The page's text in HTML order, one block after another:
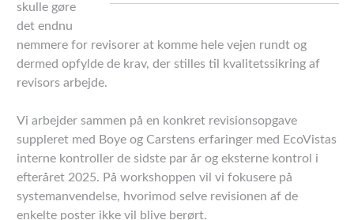
skulle gøre
det endnu
nemmere for revisorer at komme hele vejen rundt og
dermed opfylde de krav, der stilles til kvalitetssikring af
revisors arbejde.
Vi arbejder sammen på en konkret revisionsopgave
suppleret med Boye og Carstens erfaringer med EcoVistas
interne kontroller de sidste par år og eksterne kontrol i
efteråret 2025. På workshoppen vil vi fokusere på
systemanvendelse, hvorimod selve revisionen af de
enkelte poster ikke vil blive berørt.